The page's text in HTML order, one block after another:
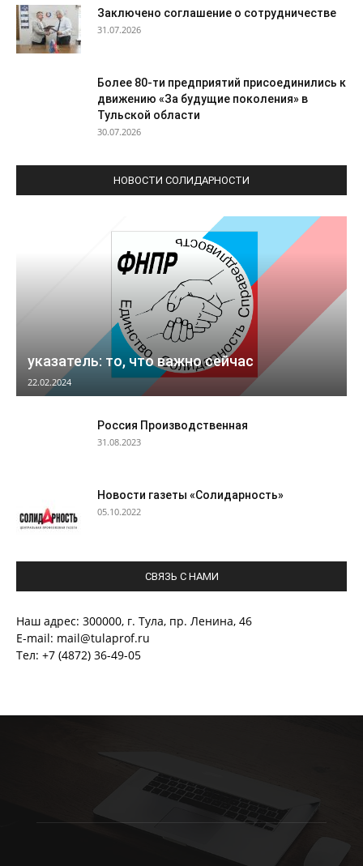
Заключено соглашение о сотрудничестве
31.07.2026
Более 80-ти предприятий присоединились к
движению «За будущие поколения» в
Тульской области
30.07.2026
НОВОСТИ СОЛИДАРНОСТИ
указатель: то, что важно сейчас
22.02.2024
Россия Производственная
31.08.2023
Новости газеты «Солидарность»
05.10.2022
СВЯЗЬ С НАМИ
Наш адрес: 300000, г. Тула, пр. Ленина, 46
E-mail: mail@tulaprof.ru
Тел: +7 (4872) 36-49-05